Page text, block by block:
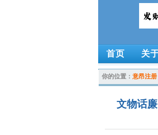
首页 关
你的位置： 意昂注册
文物话